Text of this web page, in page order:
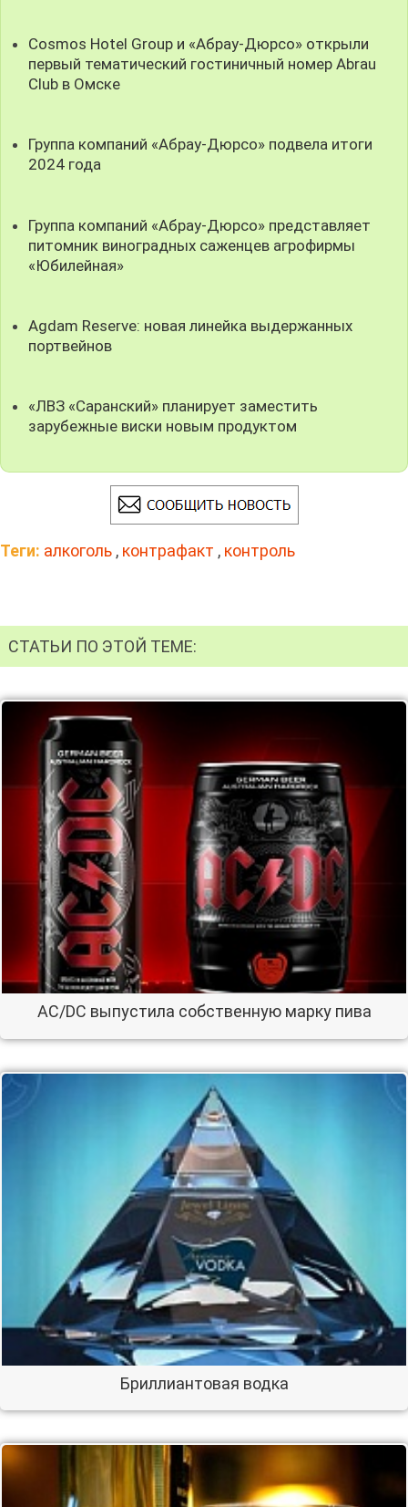
Cosmos Hotel Group и «Абрау-Дюрсо» открыли
первый тематический гостиничный номер Abrau
Club в Омске
Группа компаний «Абрау-Дюрсо» подвела итоги
2024 года
Группа компаний «Абрау-Дюрсо» представляет
питомник виноградных саженцев агрофирмы
«Юбилейная»
Agdam Reserve: новая линейка выдержанных
портвейнов
«ЛВЗ «Саранский» планирует заместить
зарубежные виски новым продуктом
Теги: алкоголь , контрафакт , контроль
СТАТЬИ ПО ЭТОЙ ТЕМЕ:
AC/DC выпустила собственную марку пива
Бриллиантовая водка